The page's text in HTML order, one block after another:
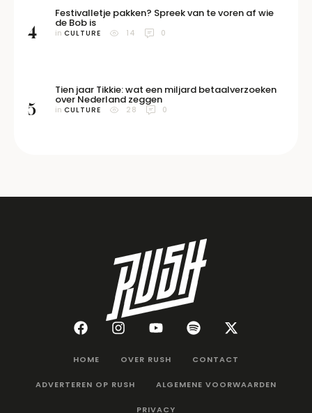
4
Festivalletje pakken? Spreek van te voren af wie
de Bob is
in CULTURE 14 0
5
Tien jaar Tikkie: wat een miljard betaalverzoeken
over Nederland zeggen
in CULTURE 28 0
HOME OVER RUSH CONTACT
ADVERTEREN OP RUSH ALGEMENE VOORWAARDEN
PRIVACY